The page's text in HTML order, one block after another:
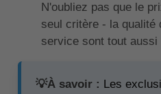
N'oubliez pas que le
seul critère - la qualité
service sont tout aussi
💡À savoir : Les